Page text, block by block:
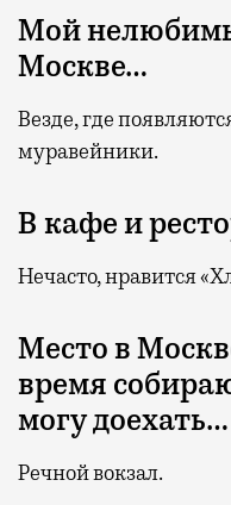
Мой
Москве…
Везде, где
муравейники.
В кафе и
Нечасто, нравится
Место в
время
могу доехать…
Речной вокзал.